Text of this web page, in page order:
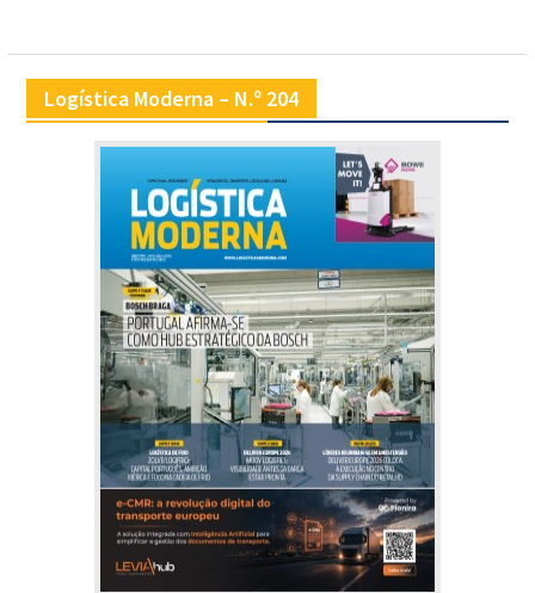
Logística Moderna – N.º 204